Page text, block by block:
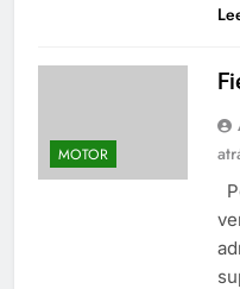
MOTOR